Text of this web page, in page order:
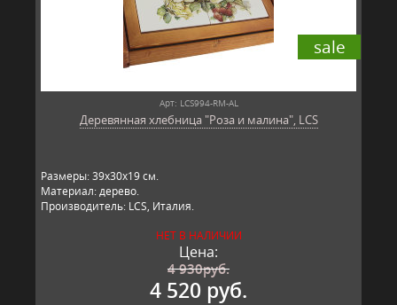
sale
Арт: LCS994-RM-AL
Деревянная хлебница "Роза и малина", LCS
Размеры: 39х30х19 см.
Материал: дерево.
Производитель: LCS, Италия.
НЕТ В НАЛИЧИИ
Цена:
4 930руб.
4 520 руб.